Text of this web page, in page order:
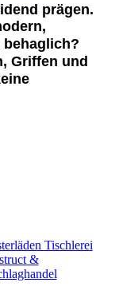
prägen.
Griffen und
Tischlerei
&